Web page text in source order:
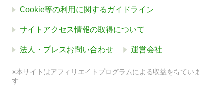
Cookie等の利用に関するガイドライン
サイトアクセス情報の取得について
法人・プレスお問い合わせ 運営会社
※本サイトはアフィリエイトプログラムによる収益を得ていま
す